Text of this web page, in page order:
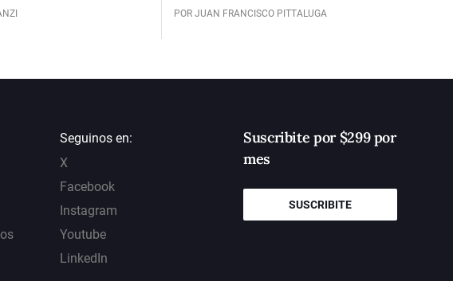
POR JUAN FRANCISCO PITTALUGA
Seguinos en:
X
Facebook
Instagram
Youtube
LinkedIn
Suscribite por $299 por
mes
SUSCRIBITE